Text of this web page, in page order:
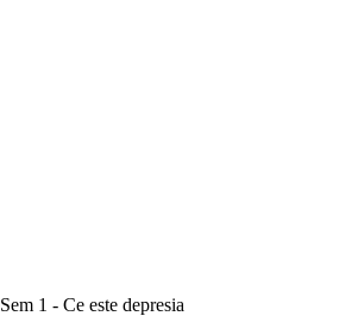
Sem 1 - Ce este depresia